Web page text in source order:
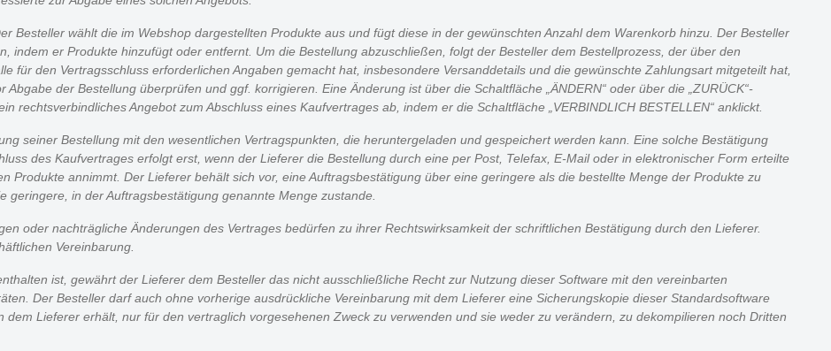
Besteller wählt die im Webshop dargestellten Produkte aus und fügt diese in der gewünschten Anzahl dem Warenkorb hinzu. Der Besteller
indem er Produkte hinzufügt oder entfernt. Um die Bestellung abzuschließen, folgt der Besteller dem Bestellprozess, der über den
für den Vertragsschluss erforderlichen Angaben gemacht hat, insbesondere Versanddetails und die gewünschte Zahlungsart mitgeteilt hat,
der Bestellung überprüfen und ggf. korrigieren. Eine Änderung ist über die Schaltfläche „ÄNDERN“ oder über die „ZURÜCK“-
rechtsverbindliches Angebot zum Abschluss eines Kaufvertrages ab, indem er die Schaltfläche „VERBINDLICH BESTELLEN“ anklickt.
seiner Bestellung mit den wesentlichen Vertragspunkten, die heruntergeladen und gespeichert werden kann. Eine solche Bestätigung
des Kaufvertrages erfolgt erst, wenn der Lieferer die Bestellung durch eine per Post, Telefax, E-Mail oder in elektronischer Form erteilte
Produkte annimmt. Der Lieferer behält sich vor, eine Auftragsbestätigung über eine geringere als die bestellte Menge der Produkte zu
in der Auftragsbestätigung genannte Menge zustande.
oder nachträgliche Änderungen des Vertrages bedürfen zu ihrer Rechtswirksamkeit der schriftlichen Bestätigung durch den Lieferer.
Vereinbarung.
ist, gewährt der Lieferer dem Besteller das nicht ausschließliche Recht zur Nutzung dieser Software mit den vereinbarten
Der Besteller darf auch ohne vorherige ausdrückliche Vereinbarung mit dem Lieferer eine Sicherungskopie dieser Standardsoftware
Lieferer erhält, nur für den vertraglich vorgesehenen Zweck zu verwenden und sie weder zu verändern, zu dekompilieren noch Dritten